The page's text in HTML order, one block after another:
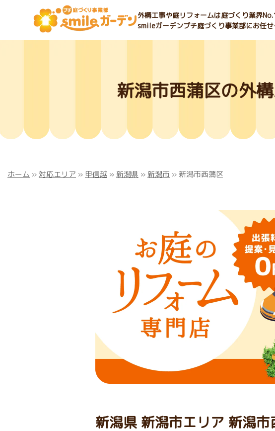
外構工事や庭リフォームは庭づくり業界
smileガーデンプチ庭づくり事業部にお任せ
新潟市西蒲区の外
ホーム »対応エリア » 甲信越 » 新潟県 » 新潟市 » 新潟市西蒲区
新潟県 新潟市エリア 新潟市